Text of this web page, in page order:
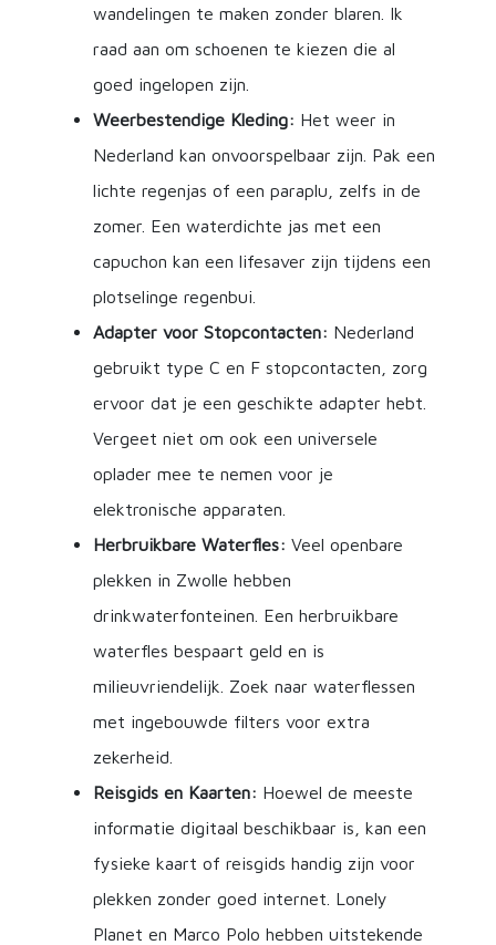
wandelingen te maken zonder blaren. Ik
raad aan om schoenen te kiezen die al
goed ingelopen zijn.
Weerbestendige Kleding: Het weer in
Nederland kan onvoorspelbaar zijn. Pak een
lichte regenjas of een paraplu, zelfs in de
zomer. Een waterdichte jas met een
capuchon kan een lifesaver zijn tijdens een
plotselinge regenbui.
Adapter voor Stopcontacten: Nederland
gebruikt type C en F stopcontacten, zorg
ervoor dat je een geschikte adapter hebt.
Vergeet niet om ook een universele
oplader mee te nemen voor je
elektronische apparaten.
Herbruikbare Waterfles: Veel openbare
plekken in Zwolle hebben
drinkwaterfonteinen. Een herbruikbare
waterfles bespaart geld en is
milieuvriendelijk. Zoek naar waterflessen
met ingebouwde filters voor extra
zekerheid.
Reisgids en Kaarten: Hoewel de meeste
informatie digitaal beschikbaar is, kan een
fysieke kaart of reisgids handig zijn voor
plekken zonder goed internet. Lonely
Planet en Marco Polo hebben uitstekende